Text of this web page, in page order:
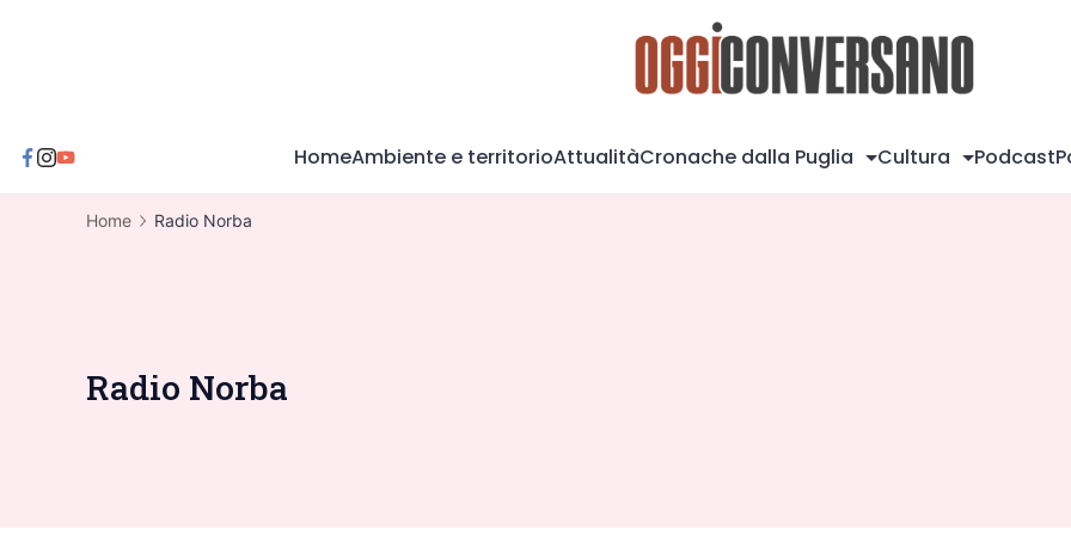
HomeAmbiente e territorioAttualitàCronache dalla Puglia Cultura Podcast
Home Radio Norba
Radio Norba